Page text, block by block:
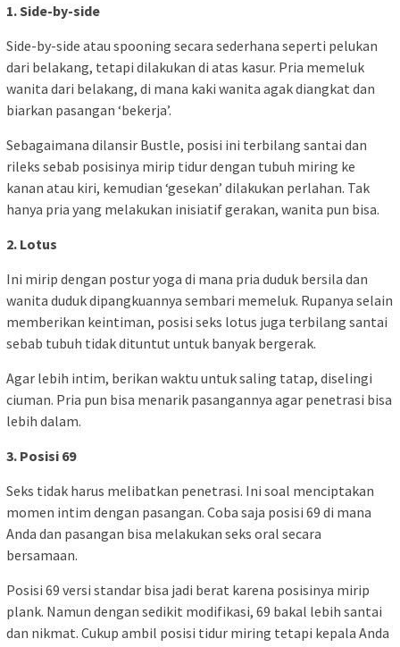
1. Side-by-side
Side-by-side atau spooning secara sederhana seperti pelukan
dari belakang, tetapi dilakukan di atas kasur. Pria memeluk
wanita dari belakang, di mana kaki wanita agak diangkat dan
biarkan pasangan ‘bekerja’.
Sebagaimana dilansir Bustle, posisi ini terbilang santai dan
rileks sebab posisinya mirip tidur dengan tubuh miring ke
kanan atau kiri, kemudian ‘gesekan’ dilakukan perlahan. Tak
hanya pria yang melakukan inisiatif gerakan, wanita pun bisa.
2. Lotus
Ini mirip dengan postur yoga di mana pria duduk bersila dan
wanita duduk dipangkuannya sembari memeluk. Rupanya selain
memberikan keintiman, posisi seks lotus juga terbilang santai
sebab tubuh tidak dituntut untuk banyak bergerak.
Agar lebih intim, berikan waktu untuk saling tatap, diselingi
ciuman. Pria pun bisa menarik pasangannya agar penetrasi bisa
lebih dalam.
3. Posisi 69
Seks tidak harus melibatkan penetrasi. Ini soal menciptakan
momen intim dengan pasangan. Coba saja posisi 69 di mana
Anda dan pasangan bisa melakukan seks oral secara
bersamaan.
Posisi 69 versi standar bisa jadi berat karena posisinya mirip
plank. Namun dengan sedikit modifikasi, 69 bakal lebih santai
dan nikmat. Cukup ambil posisi tidur miring tetapi kepala Anda